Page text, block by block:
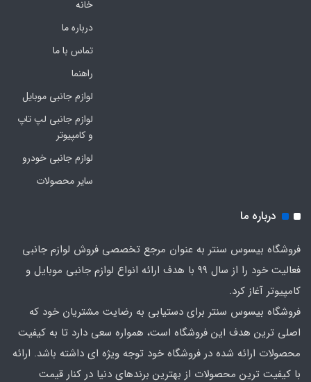
خانه
درباره ما
تماس با ما
راهنما
لوازم جانبی موبایل
لوازم جانبی لپ تاپ
و کامپیوتر
لوازم جانبی خودرو
سایر محصولات
درباره ما
فروشگاه بیسوس سنتر به عنوان مرجع تخصصی فروش لوازم جانبی
فعالیت خود را از سال 99 با هدف ارائه انواع لوازم جانبی موبایل و
کامپیوتر آغاز کرد.
فروشگاه بیسوس سنتر برای دستیابی به رضایت مشتریان خود که
اصلی‌ ترین هدف این فروشگاه است، همواره سعی دارد تا به کیفیت
محصولات ارائه شده در فروشگاه خود توجه ویژه ای داشته باشد. ارائه
با کیفیت‌ ترین محصولات از بهترین برندهای دنیا در کنار قیمت